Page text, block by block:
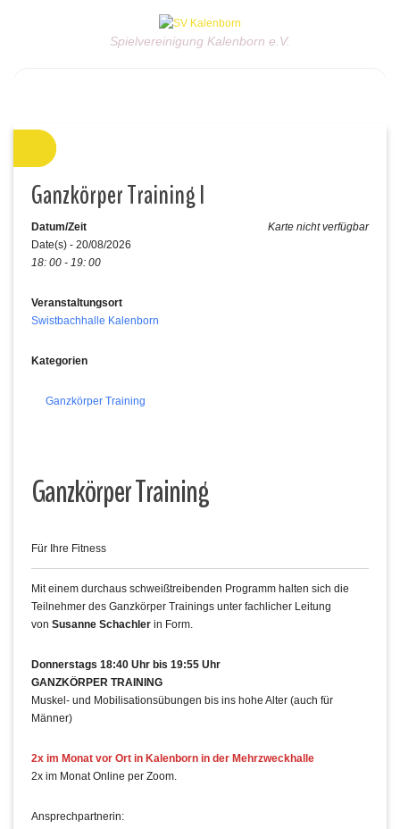
Spielvereinigung Kalenborn e.V.
Ganzkörper Training I
Karte nicht verfügbar
Datum/Zeit
Date(s) - 20/08/2026
18: 00 - 19: 00
Veranstaltungsort
Swistbachhalle Kalenborn
Kategorien
Ganzkörper Training
Ganzkörper Training
Für Ihre Fitness
Mit einem durchaus schweißtreibenden Programm halten sich die
Teilnehmer des Ganzkörper Trainings unter fachlicher Leitung
von Susanne Schachler in Form.
Donnerstags 18:40 Uhr bis 19:55 Uhr
GANZKÖRPER TRAINING
Muskel- und Mobilisationsübungen bis ins hohe Alter (auch für
Männer)
2x im Monat vor Ort in Kalenborn in der Mehrzweckhalle
2x im Monat Online per Zoom.
Ansprechpartnerin: